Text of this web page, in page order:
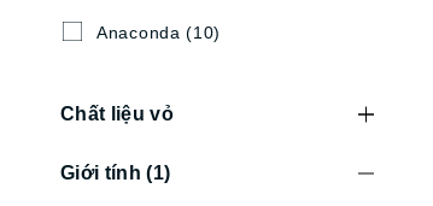
Anaconda (10)
Chất liệu vỏ
Giới tính(1)